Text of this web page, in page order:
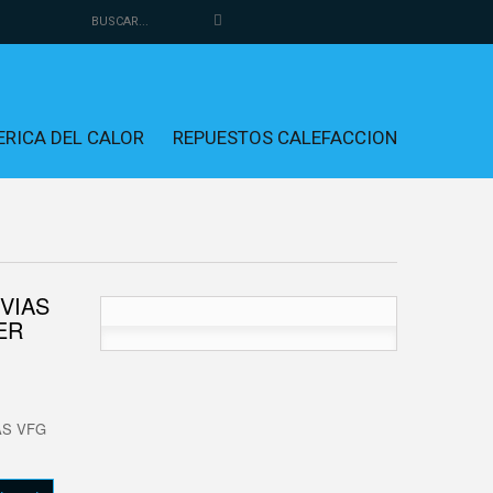
DEL CALOR REPUESTOS CALEFACCION
VFG